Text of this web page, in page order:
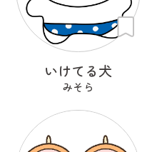
いけてる犬
みそら